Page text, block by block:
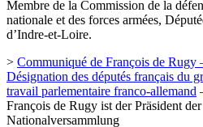
Membre de la Commission de la
nationale et des forces armées,
d’Indre-et-Loire.
> Communiqué de François de Rugy
Désignation des députés français du
travail parlementaire franco-allemand
François de Rugy ist der Präsident der
Nationalversammlung